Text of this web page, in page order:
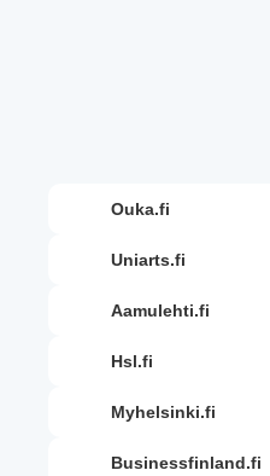
ouka.fi
uniarts.fi
aamulehti.fi
hsl.fi
myhelsinki.fi
businessfinland.fi